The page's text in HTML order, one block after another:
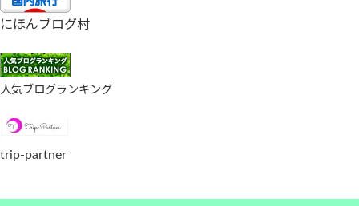
にほんブログ村
人気ブログランキング
trip-partner